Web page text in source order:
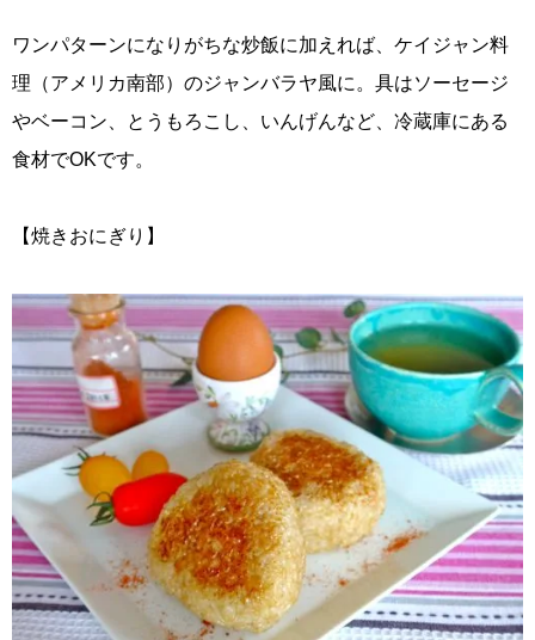
ワンパターンになりがちな炒飯に加えれば、ケイジャン料
理（アメリカ南部）のジャンバラヤ風に。具はソーセージ
やベーコン、とうもろこし、いんげんなど、冷蔵庫にある
食材でOKです。
【焼きおにぎり】